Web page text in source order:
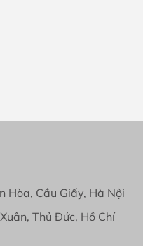
Hòa, Cầu Giấy, Hà Nội
Thủ Đức, Hồ Chí